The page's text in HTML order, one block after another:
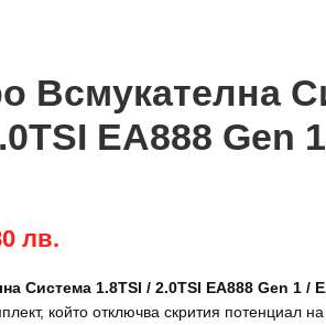
Всмукателна
EA888 Gen
лв.
Система 1.8TSI / 2.0TSI EA888 Gen 1 /
който отключва скрития потенциал